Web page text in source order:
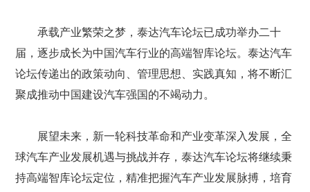
承载产业繁荣之梦，泰达汽车论坛已成功举办二十
届，逐步成长为中国汽车行业的高端智库论坛。泰达汽车
论坛传递出的政策动向、管理思想、实践真知，将不断汇
聚成推动中国建设汽车强国的不竭动力。
展望未来，新一轮科技革命和产业变革深入发展，全
球汽车产业发展机遇与挑战并存，泰达汽车论坛将继续秉
持高端智库论坛定位，精准把握汽车产业发展脉搏，培育